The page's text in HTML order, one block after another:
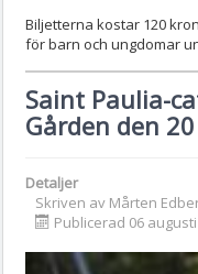
Biljetterna kostar 120
för barn och ungdomar
Saint Paulia-
Gården den
Detaljer
Skriven av Mårten
Publicerad 06